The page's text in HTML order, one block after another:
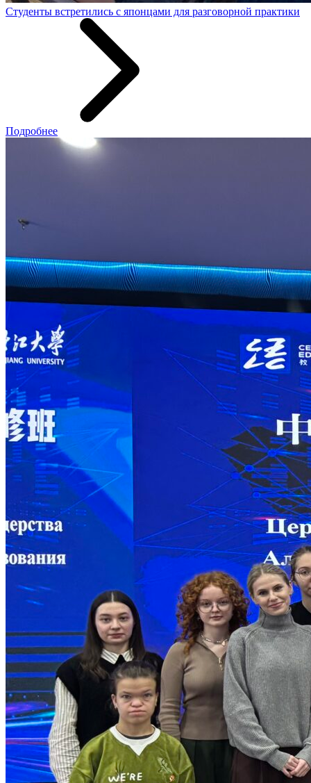
Студенты встретились с японцами для разговорной практики
Подробнее